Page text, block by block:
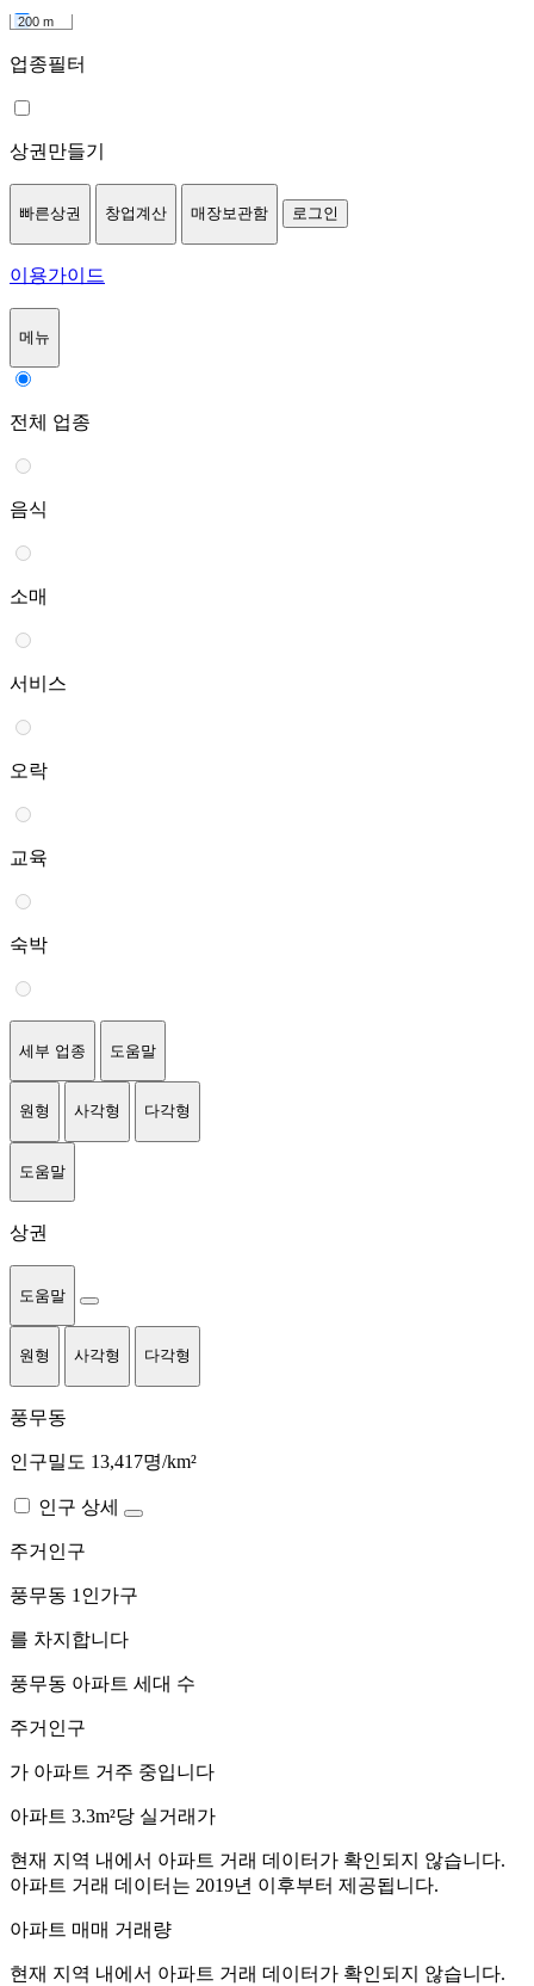
200 m
업종필터
상권만들기
빠른상권 창업계산 매장보관함 로그인
이용가이드
메뉴
전체 업종
음식
소매
서비스
오락
교육
숙박
세부 업종 도움말
원형 사각형 다각형
도움말
상권
도움말
원형 사각형 다각형
풍무동
인구밀도 13,417명/km²
인구 상세
주거인구
풍무동 1인가구
를 차지합니다
풍무동 아파트 세대 수
주거인구
가 아파트 거주 중입니다
아파트 3.3m²당 실거래가
현재 지역 내에서 아파트 거래 데이터가 확인되지 않습니다.
아파트 거래 데이터는 2019년 이후부터 제공됩니다.
아파트 매매 거래량
현재 지역 내에서 아파트 거래 데이터가 확인되지 않습니다.